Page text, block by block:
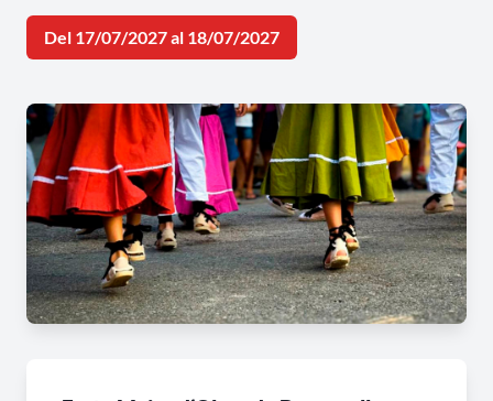
Del 17/07/2027 al 18/07/2027